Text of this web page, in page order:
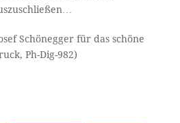
Schönegger für das schöne
Ph-Dig-982)